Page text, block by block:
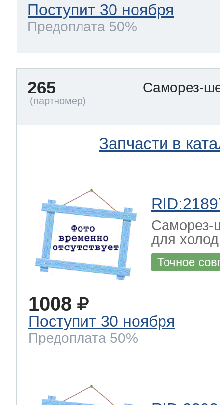
Поступит 30 ноября
Предоплата 50%
265 Саморез-
Запчасти в
Саморез-
для
Точное
1008
Поступит 30 ноября
Предоплата 50%